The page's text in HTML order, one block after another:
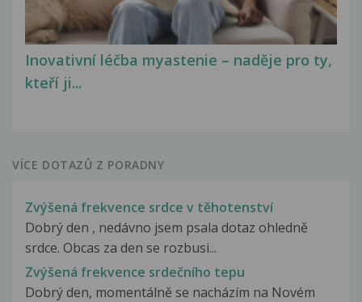
Inovativní léčba myastenie – naděje pro ty,
kteří ji...
VÍCE DOTAZŮ Z PORADNY
Zvýšená frekvence srdce v těhotenství
Dobrý den , nedávno jsem psala dotaz ohledně
srdce. Obcas za den se rozbusi...
Zvýšená frekvence srdečního tepu
Dobrý den, momentálně se nacházím na Novém